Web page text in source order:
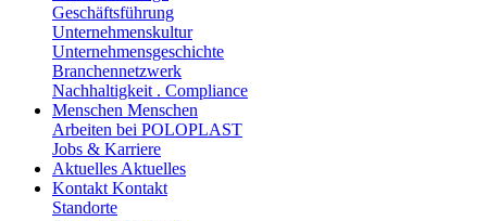
Geschäftsführung
Unternehmenskultur
Unternehmensgeschichte
Branchennetzwerk
Nachhaltigkeit . Compliance
Menschen Menschen
Arbeiten bei POLOPLAST
Jobs & Karriere
Aktuelles Aktuelles
Kontakt Kontakt
Standorte